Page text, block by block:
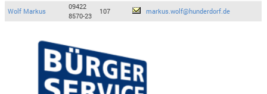
Wolf Markus
09422
8570-23
107 markus.wolf@hunderdorf.de